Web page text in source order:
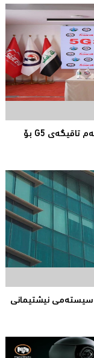
ئاسیاسێڵ و زانکۆی ئەلنەهرەین کردنەوەی یەکەم تاقیگەی G5 بۆ
سیستەمی نیشتیمانی